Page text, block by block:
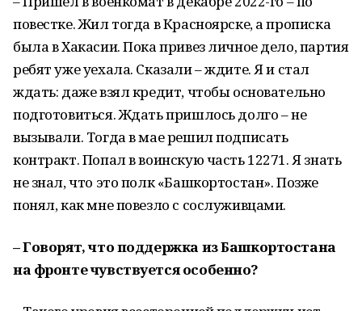
повестке. Жил тогда в Красноярске, а прописка
была в Хакасии. Пока привез личное дело, партия
ребят уже уехала. Сказали – ждите. Я и стал
ждать: даже взял кредит, чтобы основательно
подготовиться. Ждать пришлось долго – не
вызывали. Тогда в мае решил подписать
контракт. Попал в воинскую часть 12271. Я знать
не знал, что это полк «Башкортостан». Позже
понял, как мне повезло с сослуживцами.
– Говорят, что поддержка из Башкортостана
на фронте чувствуется особенно?